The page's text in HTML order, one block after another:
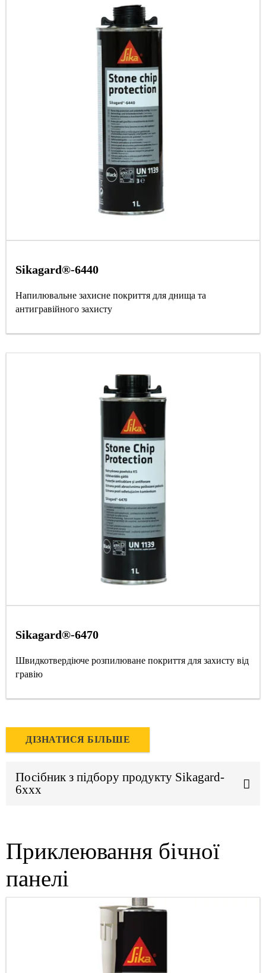
Sikagard®-6440
Напилювальне захисне покриття для днища та
антигравійного захисту
Sikagard®-6470
Швидкотвердіюче розпилюване покриття для захисту від
гравію
ДІЗНАТИСЯ БІЛЬШЕ
Посібник з підбору продукту Sikagard-
6xxx
Приклеювання бічної
панелі